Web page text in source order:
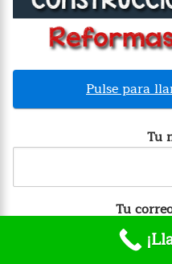
Pulse para
Tu
Tu